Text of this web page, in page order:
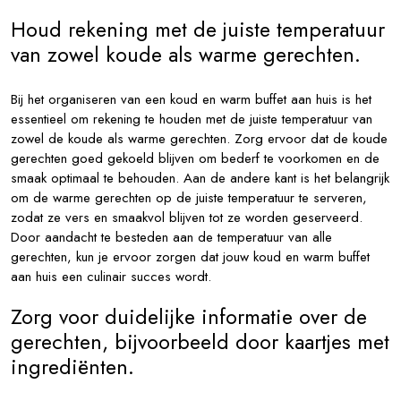
Houd rekening met de juiste temperatuur
van zowel koude als warme gerechten.
Bij het organiseren van een koud en warm buffet aan huis is het
essentieel om rekening te houden met de juiste temperatuur van
zowel de koude als warme gerechten. Zorg ervoor dat de koude
gerechten goed gekoeld blijven om bederf te voorkomen en de
smaak optimaal te behouden. Aan de andere kant is het belangrijk
om de warme gerechten op de juiste temperatuur te serveren,
zodat ze vers en smaakvol blijven tot ze worden geserveerd.
Door aandacht te besteden aan de temperatuur van alle
gerechten, kun je ervoor zorgen dat jouw koud en warm buffet
aan huis een culinair succes wordt.
Zorg voor duidelijke informatie over de
gerechten, bijvoorbeeld door kaartjes met
ingrediënten.